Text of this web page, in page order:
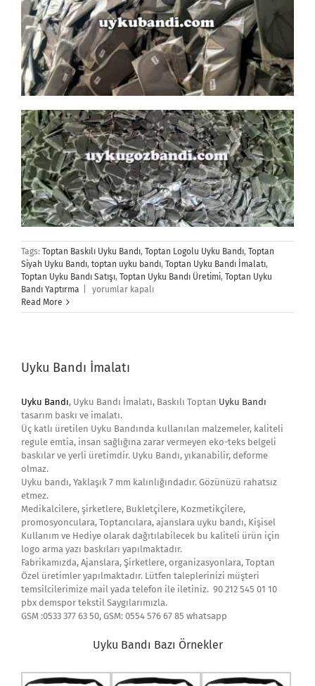
Tags: Toptan Baskılı Uyku Bandı, Toptan Logolu Uyku Bandı, Toptan
Siyah Uyku Bandı, toptan uyku bandı, Toptan Uyku Bandı İmalatı,
Toptan Uyku Bandı Satışı, Toptan Uyku Bandı Üretimi, Toptan Uyku
Bandı Yaptırma
Toptan
Bandı
yorumlar kapalı
Read More
Uyku Bandı İmalatı
Uyku Bandı, Uyku Bandı İmalatı, Baskılı Toptan Uyku Bandı
tasarım baskı ve imalatı.
Üç katlı üretilen Uyku Bandında kullanılan malzemeler, kaliteli
regule emtia, insan sağlığına zarar vermeyen eko-teks belgeli
baskılar ve yerli üretimdir. Uyku Bandı, yıkanabilir, deforme
olmaz.
Uyku bandı, Yaklaşık 7 mm kalınlığındadır. Gözünüzü rahatsız
etmez.
Medikalcilere, şirketlere, Bukletçilere, Kozmetikçilere,
promosyonculara, Toptancılara, ajanslara uyku bandı, Kişisel
Kullanım ve Hediye olarak dağıtılabilecek bu kaliteli ürün için
logo arma yazı baskıları yapılmaktadır.
Fabrikamızda, Ajanslara, Şirketlere, organizasyonlara, Toptan
Özel üretimler yapılmaktadır. Lütfen taleplerinizi müşteri
temsilcilerimize mail yada telefon ile iletiniz. 90 212 545 01 10
pbx demspor tekstil Saygılarımızla.
GSM :0533 377 63 50, GSM: 0554 576 67 85 whatsapp
Uyku Bandı Bazı Örnekler